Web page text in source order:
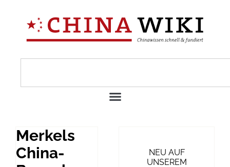
Merkels
China-
NEU AUF
UNSEREM